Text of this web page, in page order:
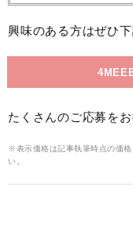
興味のある方はぜひ
たくさんのご応募を
※表示価格は記事執筆時点の価
い。